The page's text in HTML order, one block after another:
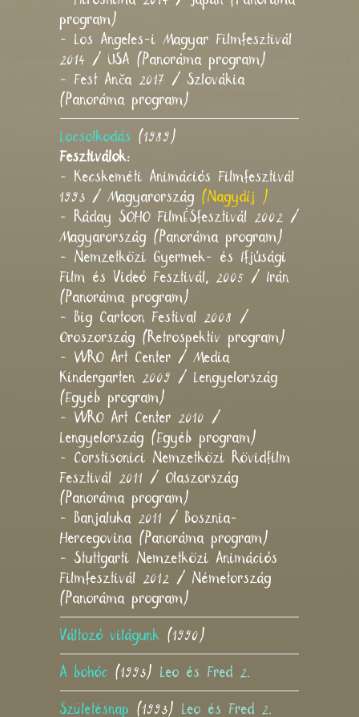
program)
- Los Angeles-i Magyar Filmfesztivál
2014 / USA (Panoráma program)
- Fest Anča 2017 / Szlovákia
(Panoráma program)
Locsolkodás (1989)
Fesztiválok:
- Kecskeméti Animációs Filmfesztivál
1993 / Magyarország (Nagydíj )
- Ráday SOHO FilmÉSfesztivál 2002 /
Magyarország (Panoráma program)
- Nemzetközi Gyermek- és Ifjúsági
Film és Videó Fesztivál, 2005 / Irán
(Panoráma program)
- Big Cartoon Festival 2008 /
Oroszország (Retrospektív program)
- WRO Art Center / Media
Kindergarten 2009 / Lengyelország
(Egyéb program)
- WRO Art Center 2010 /
Lengyelország (Egyéb program)
- Corstisonici Nemzetközi Rövidfilm
Fesztivál 2011 / Olaszország
(Panoráma program)
- Banjaluka 2011 / Bosznia-
Hercegovina (Panoráma program)
- Stuttgarti Nemzetközi Animációs
Filmfesztivál 2012 / Németország
(Panoráma program)
Változó világunk (1990)
A bohóc (1993) Leo és Fred 2.
Születésnap (1993) Leo és Fred 2.